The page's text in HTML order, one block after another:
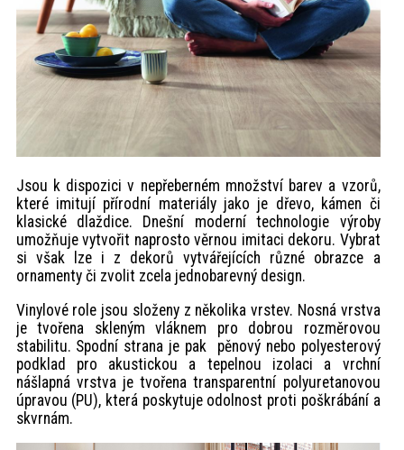
Jsou k dispozici v nepřeberném množství barev a vzorů,
které imitují přírodní materiály jako je dřevo, kámen či
klasické dlaždice. Dnešní moderní technologie výroby
umožňuje vytvořit naprosto věrnou imitaci dekoru. Vybrat
si však lze i z dekorů vytvářejících různé obrazce a
ornamenty či zvolit zcela jednobarevný design.
Vinylové role jsou složeny z několika vrstev. Nosná vrstva
je tvořena skleným vláknem pro dobrou rozměrovou
stabilitu. Spodní strana je pak pěnový nebo polyesterový
podklad pro akustickou a tepelnou izolaci a vrchní
nášlapná vrstva je tvořena transparentní polyuretanovou
úpravou (PU), která poskytuje odolnost proti poškrábání a
skvrnám.